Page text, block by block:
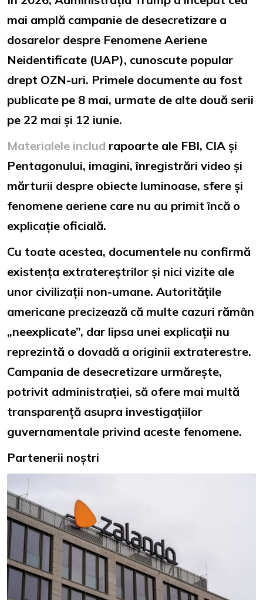
mai amplă campanie de desecretizare a
dosarelor despre Fenomene Aeriene
Neidentificate (UAP), cunoscute popular
drept OZN-uri. Primele documente au fost
publicate pe 8 mai, urmate de alte două serii
pe 22 mai și 12 iunie.
Materialele includ rapoarte ale FBI, CIA și
Pentagonului, imagini, înregistrări video și
mărturii despre obiecte luminoase, sfere și
fenomene aeriene care nu au primit încă o
explicație oficială.
Cu toate acestea, documentele nu confirmă
existența extratereștrilor și nici vizite ale
unor civilizații non-umane. Autoritățile
americane precizează că multe cazuri rămân
„neexplicate”, dar lipsa unei explicații nu
reprezintă o dovadă a originii extraterestre.
Campania de desecretizare urmărește,
potrivit administrației, să ofere mai multă
transparență asupra investigațiilor
guvernamentale privind aceste fenomene.
Partenerii noștri